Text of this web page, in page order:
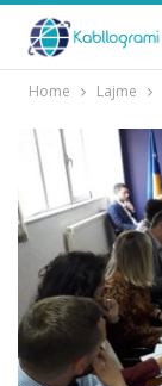
Home Lajme